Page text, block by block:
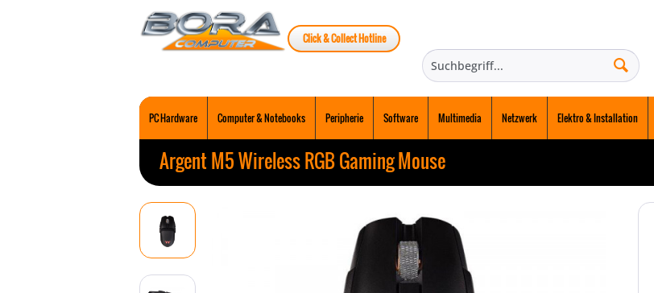
Click & Collect Hotline
PC Hardware Computer & Notebooks Peripherie Software Multimedia Netzwerk Elektro & Installation
Argent M5 Wireless RGB Gaming Mouse